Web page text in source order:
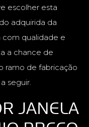
escolher esta
adquirida da
com qualidade e
a chance de
ramo de fabricação
seguir.
JANELA